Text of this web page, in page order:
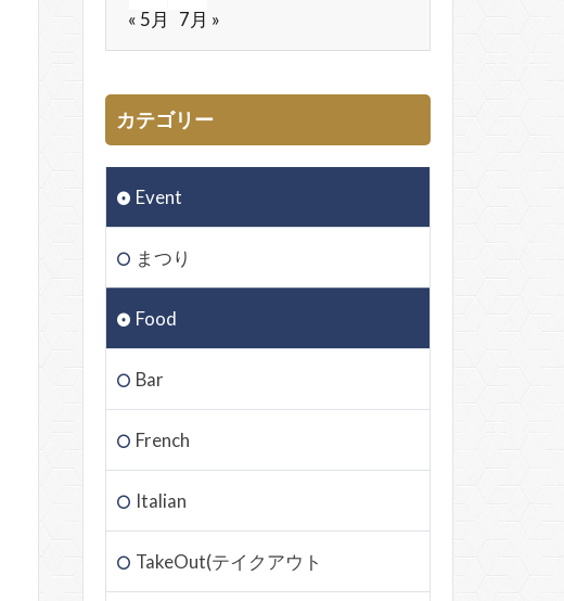
« 5月
7月 »
カテゴリー
Event
まつり
Food
Bar
French
Italian
TakeOut(テイクアウト